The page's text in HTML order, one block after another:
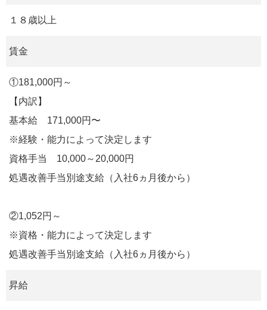
１８歳以上
賃金
①181,000円～
【内訳】
基本給 171,000円〜
※経験・能力によって決定します
資格手当 10,000～20,000円
処遇改善手当別途支給（入社6ヵ月後から）
②1,052円～
※資格・能力によって決定します
処遇改善手当別途支給（入社6ヵ月後から）
昇給